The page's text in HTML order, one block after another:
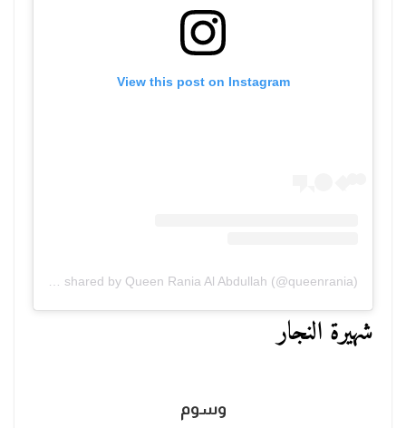
View this post on Instagram
A post shared by Queen Rania Al Abdullah (@queenrania)
شهيرة النجار
وسوم